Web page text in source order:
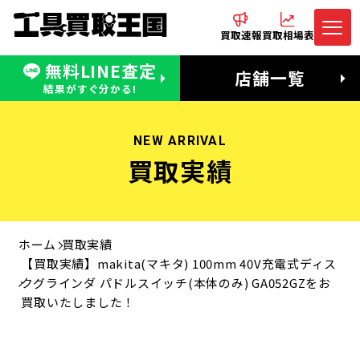
買取速報買取相場表
無料LINE査定
結果がすぐ分かる! 店舗一覧
無料LINE査定
受付：11:00〜19:00 木曜定休日
電話でお問合わせ
営業時間：11:00〜20:00
NEW ARRIVAL
買取実績
ホーム 買取実績
【買取実績】makita(マキタ) 100mm 40V充電式ディス
クグラインダ パドルスイッチ(本体のみ) GA052GZをお
買取いたしました！